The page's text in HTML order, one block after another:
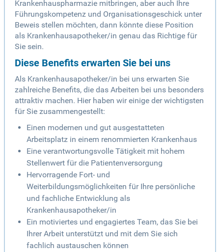
Krankenhauspharmazie mitbringen, aber auch Ihre
Führungskompetenz und Organisationsgeschick unter
Beweis stellen möchten, dann könnte diese Position
als Krankenhausapotheker/in genau das Richtige für
Sie sein.
Diese Benefits erwarten Sie bei uns
Als Krankenhausapotheker/in bei uns erwarten Sie
zahlreiche Benefits, die das Arbeiten bei uns besonders
attraktiv machen. Hier haben wir einige der wichtigsten
für Sie zusammengestellt:
Einen modernen und gut ausgestatteten
Arbeitsplatz in einem renommierten Krankenhaus
Eine verantwortungsvolle Tätigkeit mit hohem
Stellenwert für die Patientenversorgung
Hervorragende Fort- und
Weiterbildungsmöglichkeiten für Ihre persönliche
und fachliche Entwicklung als
Krankenhausapotheker/in
Ein motiviertes und engagiertes Team, das Sie bei
Ihrer Arbeit unterstützt und mit dem Sie sich
fachlich austauschen können